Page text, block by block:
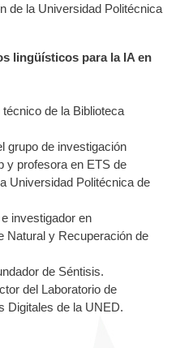
de la Universidad Politécnica
lingüísticos para la IA en
de la Biblioteca
grupo de investigación
y profesora en ETS de
Universidad Politécnica de
investigador en
Natural y Recuperación de
de Séntisis.
del Laboratorio de
Digitales de la UNED.